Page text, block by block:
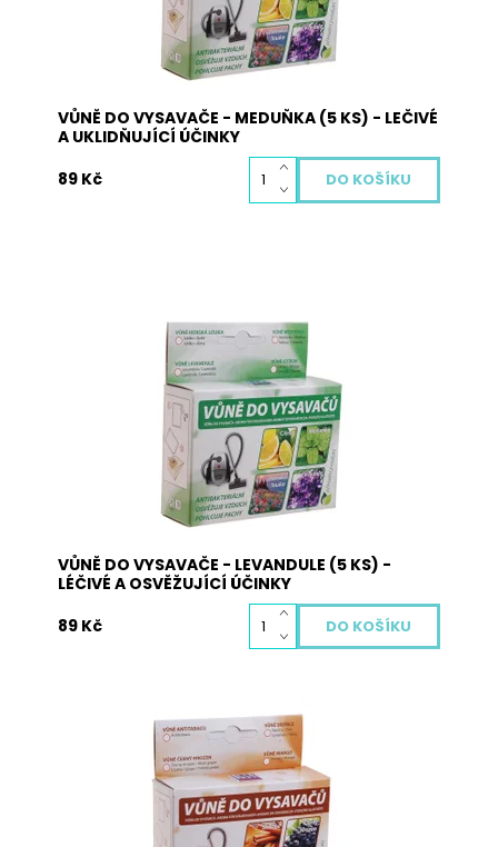
Skladem
3006
VŮNĚ DO VYSAVAČE - MEDUŇKA (5 KS) - LEČIVÉ
A UKLIDŇUJÍCÍ ÚČINKY
89 Kč
Vůně do vysavače je vyrobena z přírodních
materiálů a neobsahuje žádné nebezpečné
látky. Pohlcuje pachy, osvěžuje vzduch a plní
antibakteriální funkci. Použití: vysypte obsah
sáčků s vůní na podlahu a obsah vysajte. Při
zahřátí obsahu sáčku dojde k uvolnění...
Skladem
3003
VŮNĚ DO VYSAVAČE - LEVANDULE (5 KS) -
LÉČIVÉ A OSVĚŽUJÍCÍ ÚČINKY
89 Kč
Vůně do vysavače je vyrobena z přírodních
materiálů a neobsahuje žádné nebezpečné
látky. Pohlcuje pachy, osvěžuje vzduch a plní
antibakteriální funkci. Použití: vysypte obsah
sáčků s vůní na podlahu a obsah vysajte. Při
zahřátí obsahu sáčku dojde k uvolnění...